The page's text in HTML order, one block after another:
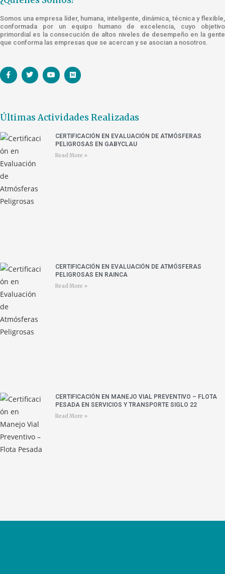
Somos una empresa líder, humana, inteligente, dinámica, técnica y flexible,
conformada por un equipo humano de excelencia, cuyo objetivo
primordial es la consecución de altos niveles de desempeño en la gente
que conforma las empresas que se acercan y se asocian a nosotros.
Últimas Actividades Realizadas
CERTIFICACIÓN EN EVALUACIÓN DE ATMÓSFERAS
PELIGROSAS EN GABYCLAU
Read More »
CERTIFICACIÓN EN EVALUACIÓN DE ATMÓSFERAS
PELIGROSAS EN RAINCA
Read More »
CERTIFICACIÓN EN MANEJO VIAL PREVENTIVO – FLOTA
PESADA EN SERVICIOS Y TRANSPORTE SIGLO 22
Read More »